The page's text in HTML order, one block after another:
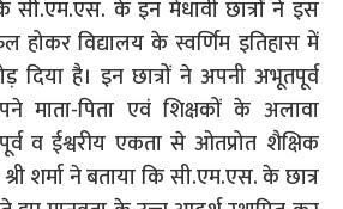
सी.एम.एस. के इन मेधावी छात्रों ने इस
होकर विद्यालय के स्वर्णिम इतिहास में
दिया है। इन छात्रों ने अपनी अभूतपूर्व
माता-पिता एवं शिक्षकों के अलावा
व ईश्वरीय एकता से ओतप्रोत शैक्षिक
शर्मा ने बताया कि सी.एम.एस. के छात्र